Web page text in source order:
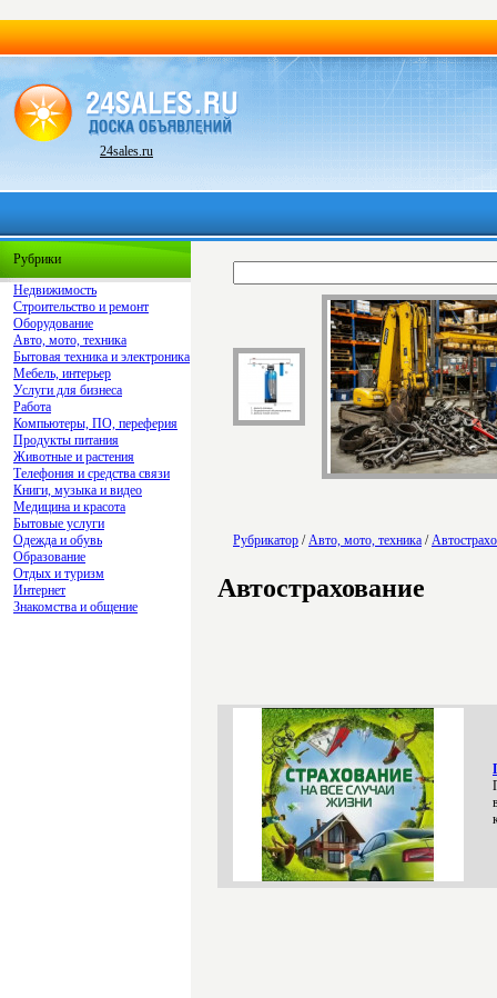
24sales.ru
Рубрики
Недвижимость
Строительство и ремонт
Оборудование
Авто, мото, техника
Бытовая техника и электроника
Мебель, интерьер
Услуги для бизнеса
Работа
Компьютеры, ПО, переферия
Продукты питания
Животные и растения
Телефония и средства связи
Книги, музыка и видео
Медицина и красота
Бытовые услуги
Одежда и обувь
Образование
Отдых и туризм
Интернет
Знакомства и общение
Рубрикатор /Авто, мото, техника /
Автострахование